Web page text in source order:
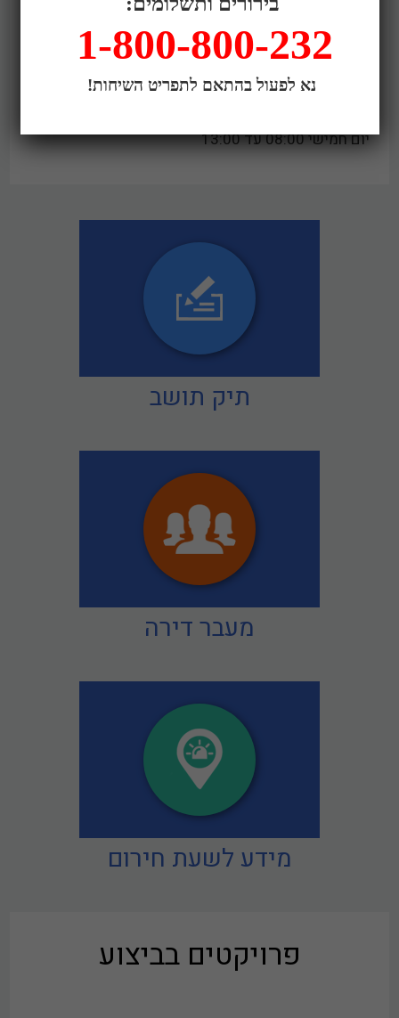
1-800-800-232
נא לפעול בהתאם לתפריט השיחות!
סניף רכסים :
יום ראשון 08:00 עד 13:00
יום שני 08:00 עד 13:00
יום שלישי 08:00 עד 13:00
יום חמישי 08:00 עד 13:00
תיק תושב
מעבר דירה
מידע לשעת חירום
פרויקטים בביצוע